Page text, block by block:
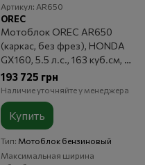
Артикул: AR650
OREC
Мотоблок OREC AR650
(каркас, без фрез), HONDA
GX160, 5.5 л.с., 163 куб.см, 3
вперед/1 назад, Бензиновый
193 725 грн
Наличие уточняйте у менеджера
Купить
Тип Мотоблок бензиновый
Максимальная ширина